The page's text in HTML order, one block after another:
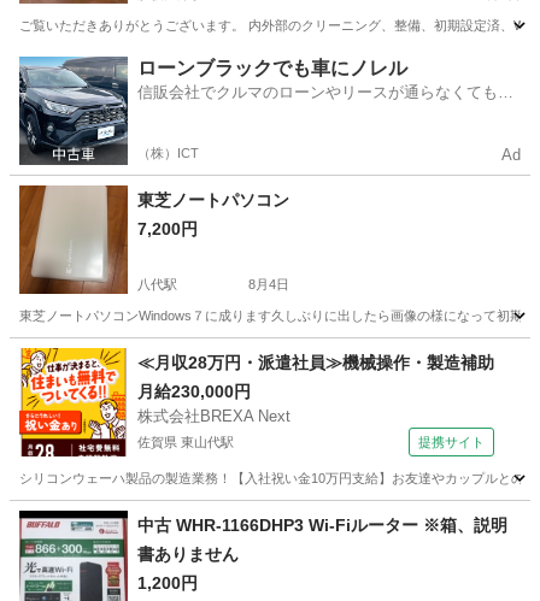
ご覧いただきありがとうございます。 内外部のクリーニング、整備、初期設定済、
熊本 菊池郡 肥後大津駅 デスクトップパソコン
ローンブラックでも車にノレル
信販会社でクルマのローンやリースが通らなくてもク
（株）ICT Ad
東芝ノートパソコン
7,200円
八代駅 8月4日
東芝ノートパソコンWindows７に成ります久しぶりに出したら画像の様になって初期
熊本 八代市 八代駅 ノートパソコン
≪月収28万円・派遣社員≫機械操作・製造補助
月給230,000円
株式会社BREXA Next
佐賀県 東山代駅 提携サイト
シリコンウェーハ製品の製造業務！【入社祝い金10万円支給】お友達やカップルと
佐賀 伊万里市 中古 WHR-1166DHP3 Wi-Fiルーター ※箱、説明
書ありません
1,200円